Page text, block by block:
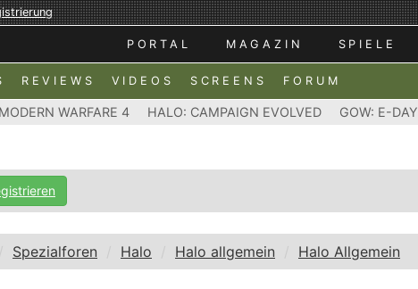
PORTAL MAGAZIN SPIELE
REVIEWS VIDEOS SCREENS FORUM
WARFARE 4 HALO: CAMPAIGN EVOLVED GOW: E-DAY
Spezialforen Halo Halo allgemein Halo Allgemein